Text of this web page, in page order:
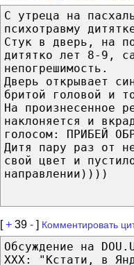
С утреца на
психотравму
Стук в дверь, на
дитятко лет 8-9,
непогрешимость.
Дверь открывает
бритой головой и
На произнесенное
наклоняется и
голосом: ПРИБЕЙ
Дитя пару раз от
свой цвет и
направлении))))
[+ 39 - ] Комментировать
Обсуждение на
XXX: "Кстати, в